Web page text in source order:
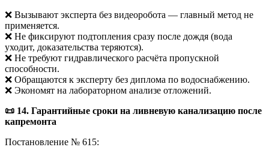
❌ Вызывают эксперта без видеоробота — главный метод не
применяется.
❌ Не фиксируют подтопления сразу после дождя (вода
уходит, доказательства теряются).
❌ Не требуют гидравлического расчёта пропускной
способности.
❌ Обращаются к эксперту без диплома по водоснабжению.
❌ Экономят на лабораторном анализе отложений.
📜 14. Гарантийные сроки на ливневую канализацию после
капремонта
Постановление № 615: